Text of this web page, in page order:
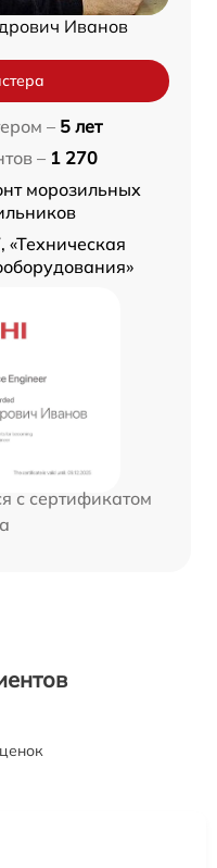
Иванов
– 5 лет
– 1 270
морозильных
«Техническая
с сертификатом